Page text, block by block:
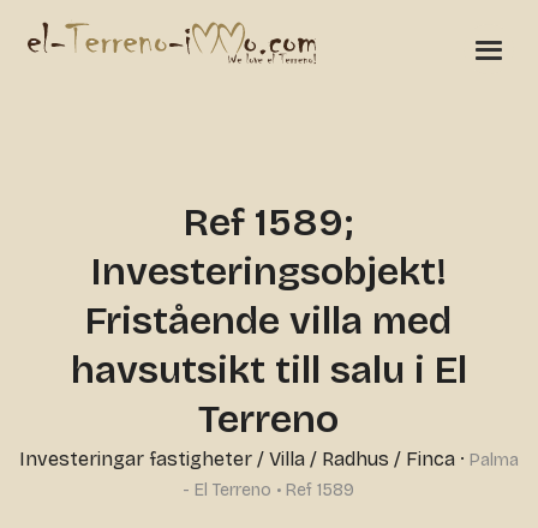
Ref 1589;
Investeringsobjekt!
Fristående villa med
havsutsikt till salu i El
Terreno
Investeringar fastigheter/ Villa / Radhus / Finca· Palma
- El Terreno • Ref 1589